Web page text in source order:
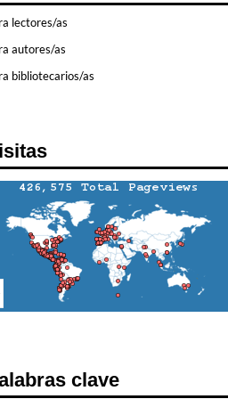
lectores/as
autores/as
bibliotecarios/as
clave